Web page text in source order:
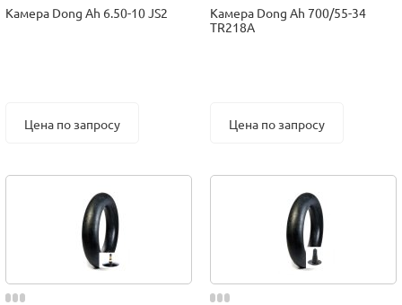
Камера Dong Ah 6.50-10 JS2
Цена по запросу
Камера Dong Ah 700/55-34
TR218A
Цена по запросу